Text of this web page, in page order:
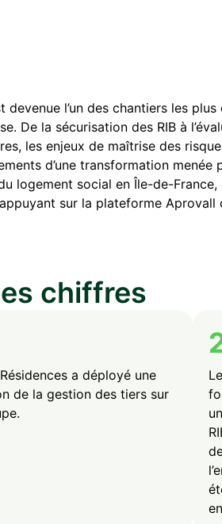
devenue l’un des chantiers les
De la sécurisation des RIB à
les enjeux de maîtrise des
d’une transformation
logement social en Île-de-
sur la plateforme
chiffres
a déployé une
de la gestion des tiers sur